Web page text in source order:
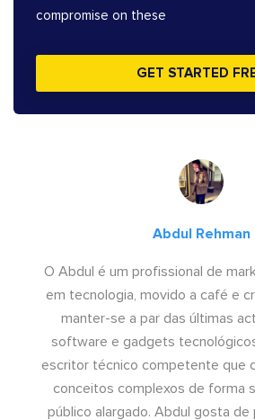
compromise on these
GET STARTED
Abdul Rehman
O Abdul é um profissional de
em tecnologia, movido a café e
manter-se a par das últimas
software e gadgets
escritor técnico competente que
conceitos complexos de forma
público alargado. Abdul gosta de